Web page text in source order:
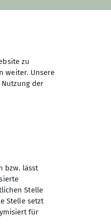
des
zu
weiter. Unsere
der
bzw. lässt
Stelle
Stelle setzt
für